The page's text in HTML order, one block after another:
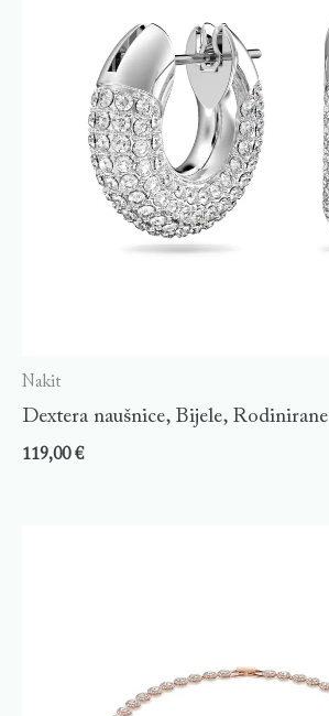
Nakit
Dextera naušnice, Bijele, Rodinirane
119,00€